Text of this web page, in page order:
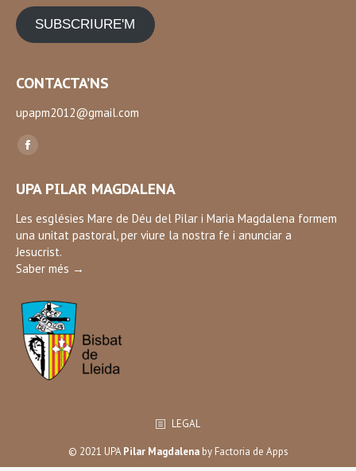
SUBSCRIURE'M
CONTACTA’NS
upapm2012@gmail.com
Find us on:
Facebook
opens
in
new
window
UPA PILAR MAGDALENA
Les esglésies Mare de Déu del Pilar i Maria Magdalena formem
una unitat pastoral, per viure la nostra fe i anunciar a
Jesucrist.
Saber més →
LEGAL
© 2021 UPAPilar Magdalenaby Factoria de Apps